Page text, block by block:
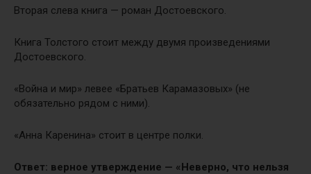
Вторая слева книга — роман Достоевского.
Книга Толстого стоит между двумя произведениями
Достоевского.
«Война и мир» левее «Братьев Карамазовых» (не
обязательно рядом с ними).
«Анна Каренина» стоит в центре полки.
Ответ: верное утверждение — «Неверно, что нельзя